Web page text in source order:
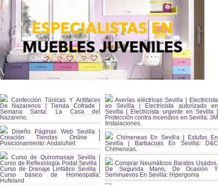
Confección Túnicas Y Antifaces
De Nazarenos | Tienda Cofrade |
Semana Santa: La Casa del
Nazareno.
Diseño Páginas Web Sevilla |
Creación Tiendas Online |
Posicionamiento:AndaluNet
Curso de Quiromasaje Sevilla |
Curso de Reflexología Podal Sevilla |
Curso de Drenaje Linfático Sevilla |
Curso básico de Homeopatía:
Hufeland
Averías eléctricas Sevilla | Electricista
en Sevilla | Electricista autorizado en
Sevilla | Electricista urgente en Sevilla |
Protección contra incendios en Sevilla:3M
Instalaciones.
Chimeneas En Sevilla | Estufas En
Sevilla | Barbacoas En Sevilla:D&C
Chimeneas.
Comprar Neumáticos Baratos Usados,
De Segunda Mano, De Ocasión Y
Seminuevos En Sevilla: Hipergoma